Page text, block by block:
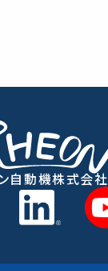
自動機株式会社